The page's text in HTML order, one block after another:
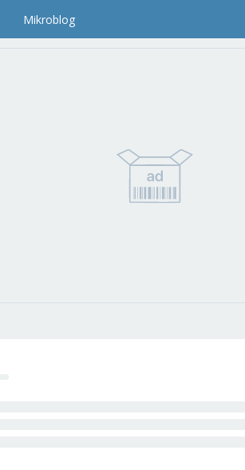
Mikroblog